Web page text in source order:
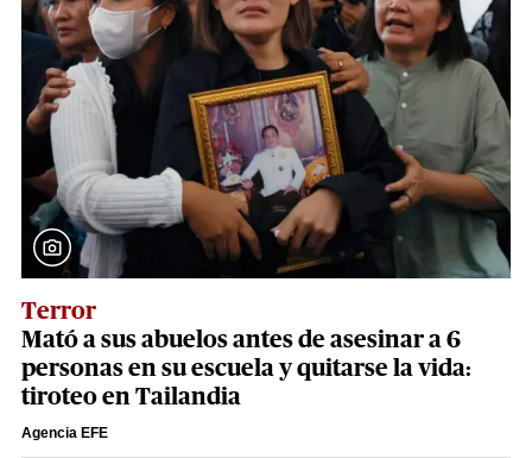
Terror
Mató a sus abuelos antes de asesinar a 6
personas en su escuela y quitarse la vida:
tiroteo en Tailandia
Agencia EFE